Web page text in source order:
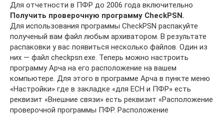
Для отчетности в ПФР до 2006 года включительно
Получить проверочную программу CheckPSN.
Для использования программы CheckPSN распакуйте
полученый вам файл любым архиватором. В результате
распаковки у вас появиться несколько файлов. Один из
них — файл checkpsn.exe. Теперь можно настроить
программу Арча на его расположение на вашем
компьютере. Для этого в программе Арча в пункте меню
«Настройки» где в закладке «для ЕСН и ПФР» есть
реквизит «Внешние связи» есть реквизит «Расположение
проверочной программы ПФР. Расположение